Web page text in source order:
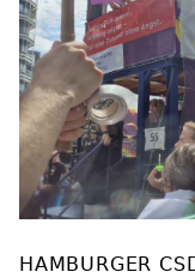
HAMBURGER